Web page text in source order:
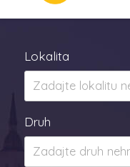
Lokalita
Druh